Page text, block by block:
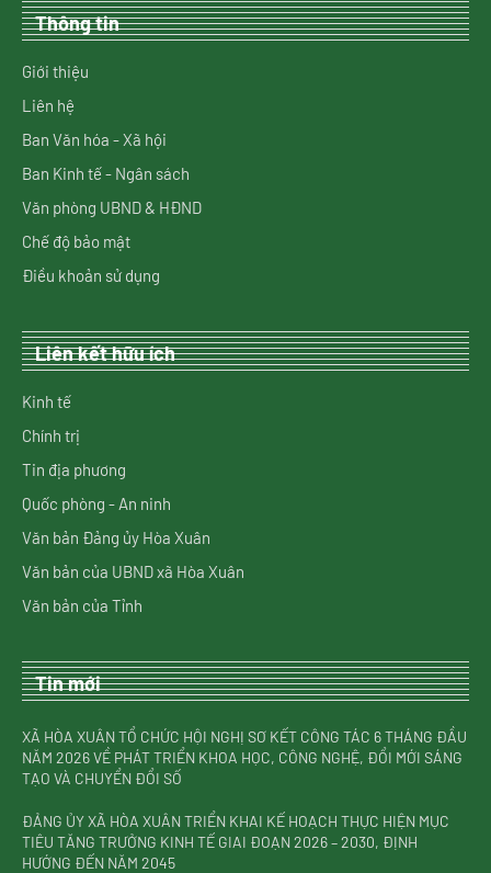
Thông tin
Giới thiệu
Liên hệ
Ban Văn hóa - Xã hội
Ban Kinh tế - Ngân sách
Văn phòng UBND & HĐND
Chế độ bảo mật
Điều khoản sử dụng
Liên kết hữu ích
Kinh tế
Chính trị
Tin địa phương
Quốc phòng - An ninh
Văn bản Đảng ủy Hòa Xuân
Văn bản của UBND xã Hòa Xuân
Văn bản của Tỉnh
Tin mới
XÃ HÒA XUÂN TỔ CHỨC HỘI NGHỊ SƠ KẾT CÔNG TÁC 6 THÁNG ĐẦU
NĂM 2026 VỀ PHÁT TRIỂN KHOA HỌC, CÔNG NGHỆ, ĐỔI MỚI SÁNG
TẠO VÀ CHUYỂN ĐỔI SỐ
ĐẢNG ỦY XÃ HÒA XUÂN TRIỂN KHAI KẾ HOẠCH THỰC HIỆN MỤC
TIÊU TĂNG TRƯỞNG KINH TẾ GIAI ĐOẠN 2026 – 2030, ĐỊNH
HƯỚNG ĐẾN NĂM 2045